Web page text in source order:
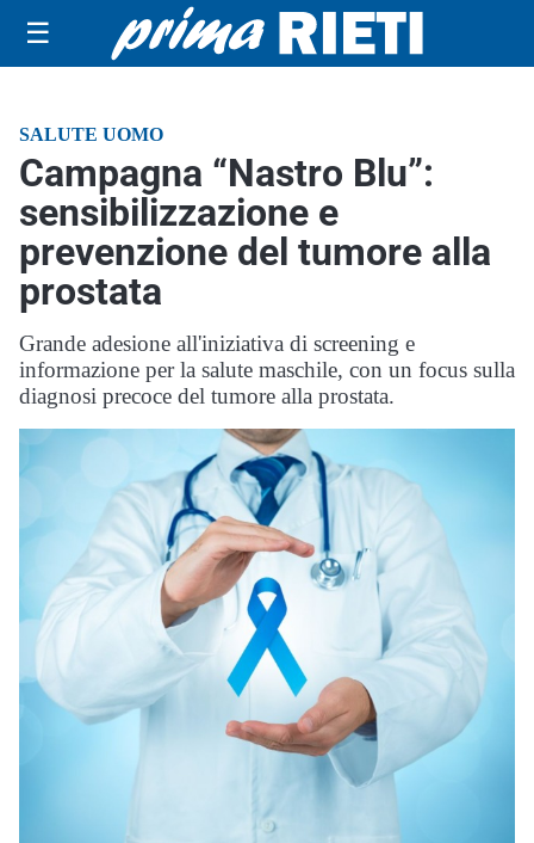
☰
SALUTE UOMO
Campagna “Nastro Blu”:
sensibilizzazione e
prevenzione del tumore alla
prostata
Grande adesione all'iniziativa di screening e
informazione per la salute maschile, con un focus sulla
diagnosi precoce del tumore alla prostata.